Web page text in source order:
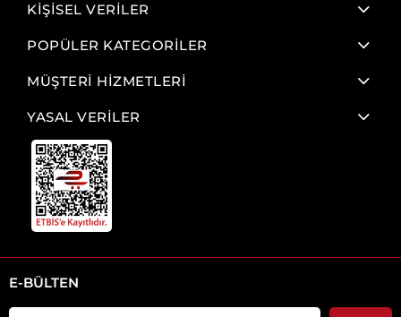
KİŞİSEL VERİLER
POPÜLER KATEGORİLER
MÜŞTERİ HİZMETLERİ
YASAL VERİLER
E-BÜLTEN